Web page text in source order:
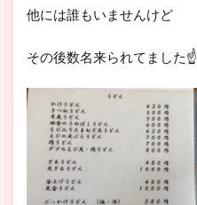
他には誰もいませんけど
その後数名来られてました☝